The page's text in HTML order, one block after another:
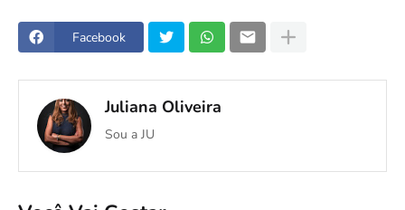
Facebook
Juliana Oliveira
Sou a JU